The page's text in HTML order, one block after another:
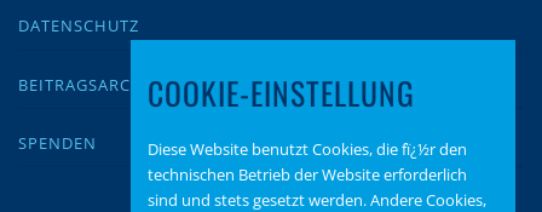
DATENSCHUTZ
BEITRAGSARCHIV
SPENDEN
COOKIE-EINSTELLUNG
Diese Website benutzt Cookies, die fï¿½r den
technischen Betrieb der Website erforderlich
sind und stets gesetzt werden. Andere Cookies,